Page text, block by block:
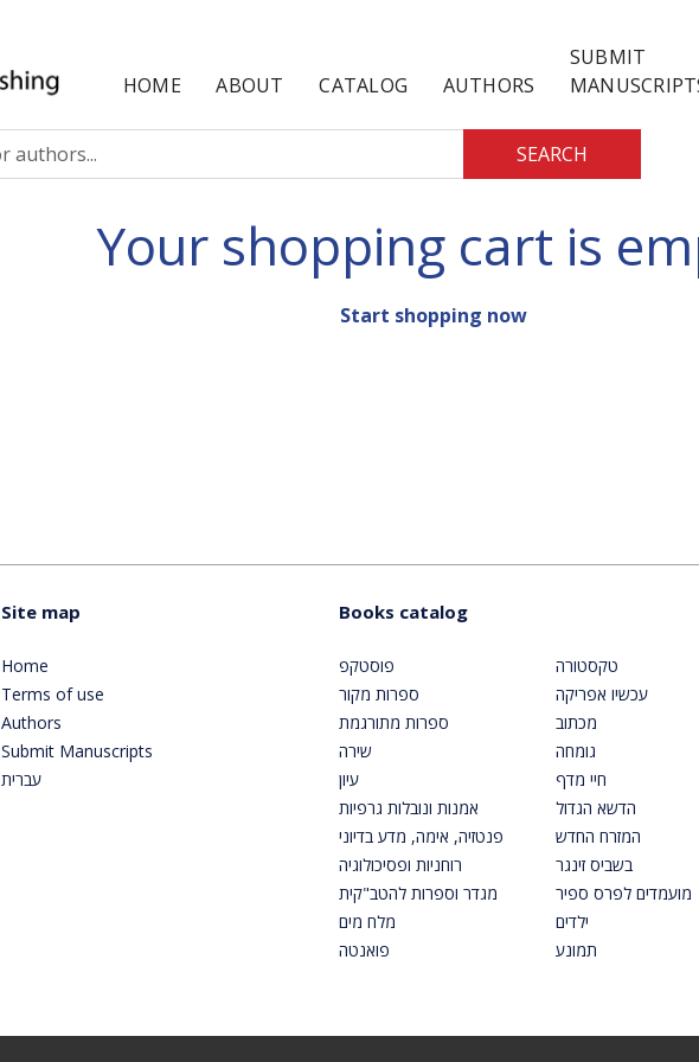
HOME ABOUT CATALOG AUTHORS
SUBMIT
SEARCH
Your shopping cart is
Start shopping now
Site map
Home
Terms of use
Authors
Submit Manuscripts
עברית
Books catalog
פוסטקפ
ספרות מקור
ספרות מתורגמת
שירה
עיון
אמנות ונובלות גרפיות
פנטזיה, אימה, מדע בדיוני
רוחניות ופסיכולוגיה
מגדר וספרות להטב"קית
מלח מים
פואנטה
טקסטורה
עכשיו אפריקה
מכתוב
גומחה
חיי מדף
הדשא הגדול
המזרח החדש
בשביס זינגר
מועמדים לפרס ספיר
ילדים
תמונע